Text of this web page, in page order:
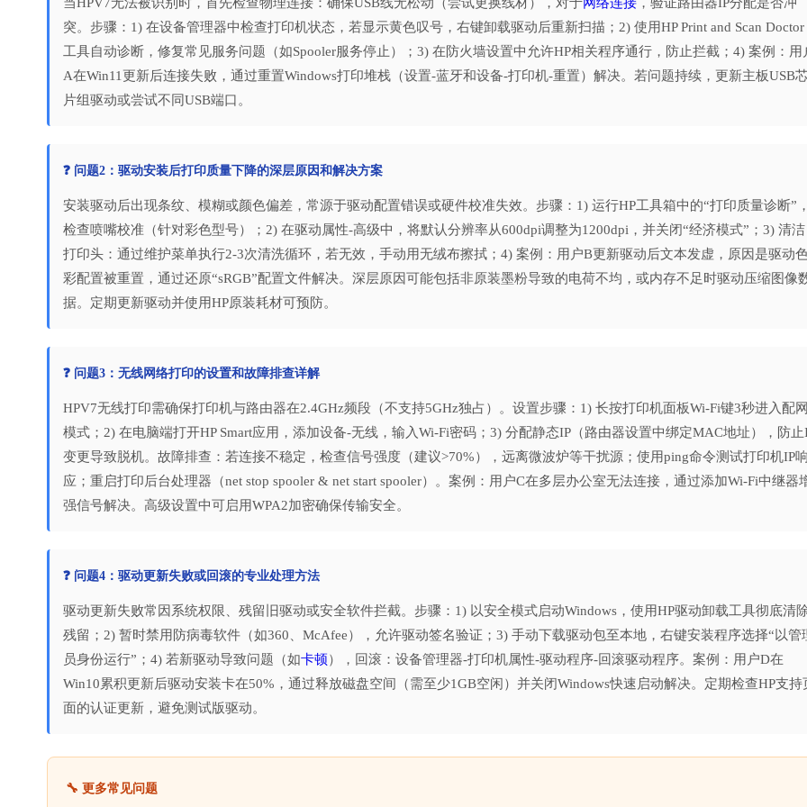
突。步骤：1) 在设备管理器中检查打印机状态，若显示黄色叹号，右键卸载驱动后重新扫描；2) 使用HP Print and Scan Doctor
工具自动诊断，修复常见服务问题（如Spooler服务停止）；3) 在防火墙设置中允许HP相关程序通行，防止拦截；4) 案例：用
A在Win11更新后连接失败，通过重置Windows打印堆栈（设置-蓝牙和设备-打印机-重置）解决。若问题持续，更新主板USB
片组驱动或尝试不同USB端口。
❓ 问题2：驱动安装后打印质量下降的深层原因和解决方案
安装驱动后出现条纹、模糊或颜色偏差，常源于驱动配置错误或硬件校准失效。步骤：1) 运行HP工具箱中的“打印质量诊断”，
检查喷嘴校准（针对彩色型号）；2) 在驱动属性-高级中，将默认分辨率从600dpi调整为1200dpi，并关闭“经济模式”；3) 清洁
打印头：通过维护菜单执行2-3次清洗循环，若无效，手动用无绒布擦拭；4) 案例：用户B更新驱动后文本发虚，原因是驱动
彩配置被重置，通过还原“sRGB”配置文件解决。深层原因可能包括非原装墨粉导致的电荷不均，或内存不足时驱动压缩图像
据。定期更新驱动并使用HP原装耗材可预防。
❓ 问题3：无线网络打印的设置和故障排查详解
HPV7无线打印需确保打印机与路由器在2.4GHz频段（不支持5GHz独占）。设置步骤：1) 长按打印机面板Wi-Fi键3秒进入配网
模式；2) 在电脑端打开HP Smart应用，添加设备-无线，输入Wi-Fi密码；3) 分配静态IP（路由器设置中绑定MAC地址），防止
变更导致脱机。故障排查：若连接不稳定，检查信号强度（建议>70%），远离微波炉等干扰源；使用ping命令测试打印机IP响
应；重启打印后台处理器（net stop spooler & net start spooler）。案例：用户C在多层办公室无法连接，通过添加Wi-Fi中继器
强信号解决。高级设置中可启用WPA2加密确保传输安全。
❓ 问题4：驱动更新失败或回滚的专业处理方法
驱动更新失败常因系统权限、残留旧驱动或安全软件拦截。步骤：1) 以安全模式启动Windows，使用HP驱动卸载工具彻底清
残留；2) 暂时禁用防病毒软件（如360、McAfee），允许驱动签名验证；3) 手动下载驱动包至本地，右键安装程序选择“以管
员身份运行”；4) 若新驱动导致问题（如卡顿），回滚：设备管理器-打印机属性-驱动程序-回滚驱动程序。案例：用户D在
Win10累积更新后驱动安装卡在50%，通过释放磁盘空间（需至少1GB空闲）并关闭Windows快速启动解决。定期检查HP支持
面的认证更新，避免测试版驱动。
🔧 更多常见问题